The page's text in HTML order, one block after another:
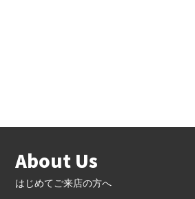
About Us
はじめてご来店の方へ